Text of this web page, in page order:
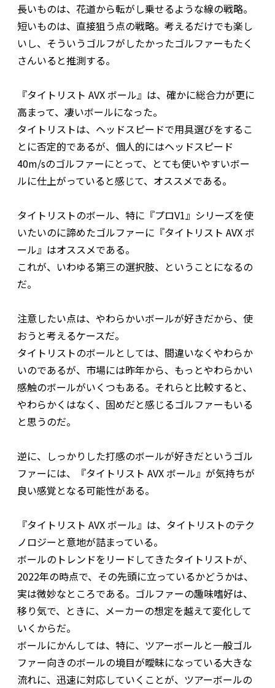
長いものは、花道から転がし乗せるような線の戦略。
短いものは、直接狙う点の戦略。考えるだけでも楽し
いし、そういうゴルフがしたかったゴルファーもたく
さんいると推測する。
『タイトリスト AVX ボール』は、確かに総合力が更に
高まって、凄いボールになった。
タイトリストは、ヘッドスピードで用具選びをするこ
とに否定的であるが、個人的にはヘッドスピード
40m/sのゴルファーにとって、とても使いやすいボー
ルに仕上がっていると感じて、オススメである。
タイトリストのボール、特に『プロV1』シリーズを使
いたいのに諦めたゴルファーに『タイトリスト AVX ボ
ール』はオススメである。
これが、いわゆる第三の選択肢、ということになるの
だ。
注意したい点は、やわらかいボールが好きだから、使
おうと考えるケースだ。
タイトリストのボールとしては、間違いなくやわらか
いのであるが、市場には昨年から、もっとやわらかい
感触のボールがいくつもある。それらと比較すると、
やわらかくはなく、固めだと感じるゴルファーもいる
と思うのだ。
逆に、しっかりした打感のボールが好きだというゴル
ファーには、『タイトリスト AVX ボール』が気持ちが
良い感覚となる可能性がある。
『タイトリスト AVX ボール』は、タイトリストのテク
ノロジーと意地が詰まっている。
ボールのトレンドをリードしてきたタイトリストが、
2022年の時点で、その先頭に立っているかどうかは、
実は微妙なところである。ゴルファーの趣味嗜好は、
移り気で、ときに、メーカーの想定を越えて変化して
いくからだ。
ボールにかんしては、特に、ツアーボールと一般ゴル
ファー向きのボールの境目が曖昧になっている大きな
流れに、迅速に対応していくことが、ツアーボールの